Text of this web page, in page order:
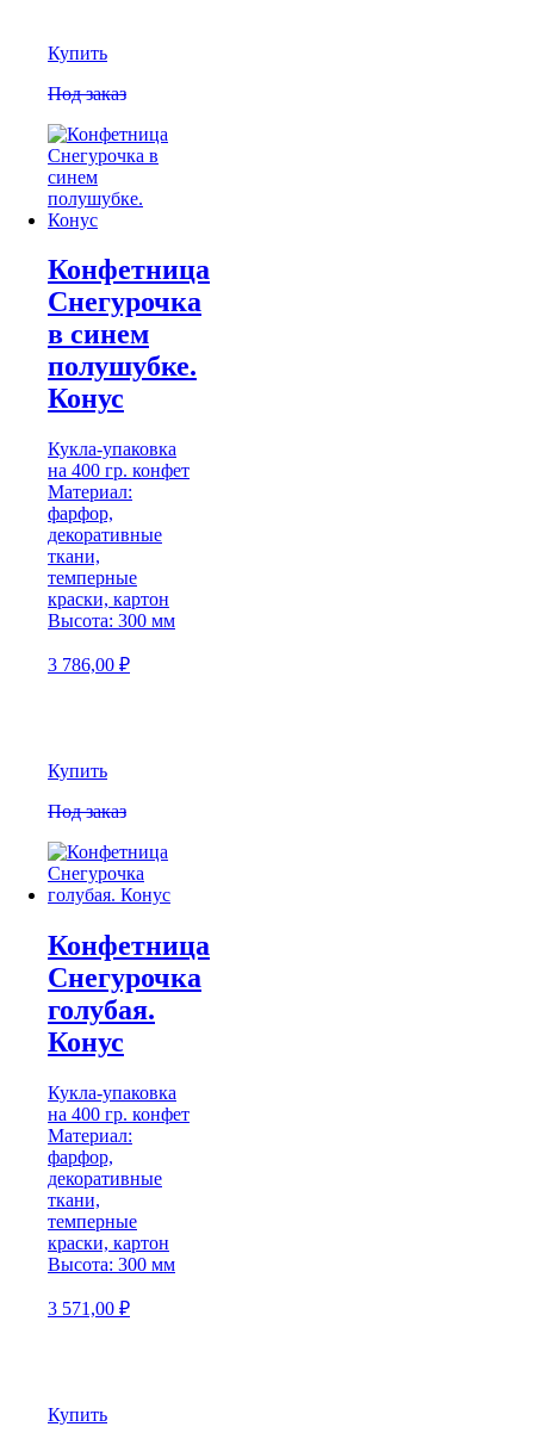
Купить
Под заказ
Конфетница
Снегурочка
в синем
полушубке.
Конус
Кукла-упаковка
на 400 гр. конфет
Материал:
фарфор,
декоративные
ткани,
темперные
краски, картон
Высота: 300 мм
3 786,00 ₽
Купить
Под заказ
Конфетница
Снегурочка
голубая.
Конус
Кукла-упаковка
на 400 гр. конфет
Материал:
фарфор,
декоративные
ткани,
темперные
краски, картон
Высота: 300 мм
3 571,00 ₽
Купить